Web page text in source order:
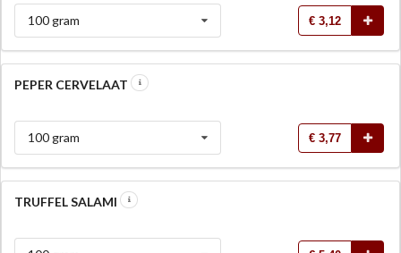
100 gram € 3,12
PEPER CERVELAAT
100 gram € 3,77
TRUFFEL SALAMI